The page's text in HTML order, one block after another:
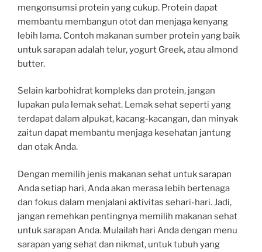
mengonsumsi protein yang cukup. Protein dapat
membantu membangun otot dan menjaga kenyang
lebih lama. Contoh makanan sumber protein yang baik
untuk sarapan adalah telur, yogurt Greek, atau almond
butter.
Selain karbohidrat kompleks dan protein, jangan
lupakan pula lemak sehat. Lemak sehat seperti yang
terdapat dalam alpukat, kacang-kacangan, dan minyak
zaitun dapat membantu menjaga kesehatan jantung
dan otak Anda.
Dengan memilih jenis makanan sehat untuk sarapan
Anda setiap hari, Anda akan merasa lebih bertenaga
dan fokus dalam menjalani aktivitas sehari-hari. Jadi,
jangan remehkan pentingnya memilih makanan sehat
untuk sarapan Anda. Mulailah hari Anda dengan menu
sarapan yang sehat dan nikmat, untuk tubuh yang